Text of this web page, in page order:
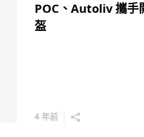
POC、Autoliv 攜手
盔
4 年前